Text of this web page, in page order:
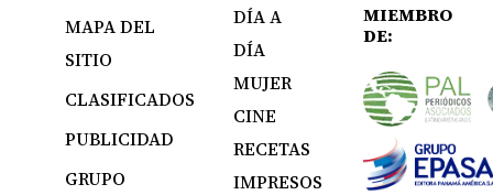
MAPA DEL
SITIO
CLASIFICADOS
PUBLICIDAD
GRUPO
DÍA A
DÍA
MUJER
CINE
RECETAS
IMPRESOS
MIEMBRO
DE: